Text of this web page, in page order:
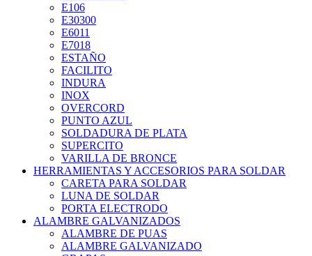
E106
E30300
E6011
E7018
ESTAÑO
FACILITO
INDURA
INOX
OVERCORD
PUNTO AZUL
SOLDADURA DE PLATA
SUPERCITO
VARILLA DE BRONCE
HERRAMIENTAS Y ACCESORIOS PARA SOLDAR
CARETA PARA SOLDAR
LUNA DE SOLDAR
PORTA ELECTRODO
ALAMBRE GALVANIZADOS
ALAMBRE DE PUAS
ALAMBRE GALVANIZADO